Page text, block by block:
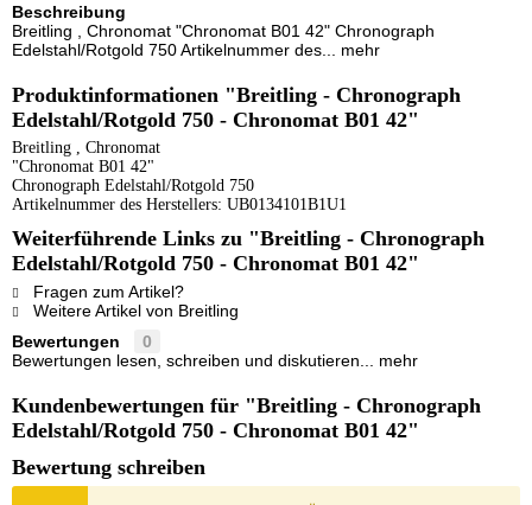
Beschreibung
Breitling , Chronomat "Chronomat B01 42" Chronograph
Edelstahl/Rotgold 750 Artikelnummer des...
mehr
Produktinformationen "Breitling - Chronograph
Edelstahl/Rotgold 750 - Chronomat B01 42"
Breitling , Chronomat
"Chronomat B01 42"
Chronograph Edelstahl/Rotgold 750
Artikelnummer des Herstellers: UB0134101B1U1
Weiterführende Links zu "Breitling - Chronograph
Edelstahl/Rotgold 750 - Chronomat B01 42"
Fragen zum Artikel?
Weitere Artikel von Breitling
Bewertungen
0
Bewertungen lesen, schreiben und diskutieren...
mehr
Kundenbewertungen für "Breitling - Chronograph
Edelstahl/Rotgold 750 - Chronomat B01 42"
Bewertung schreiben